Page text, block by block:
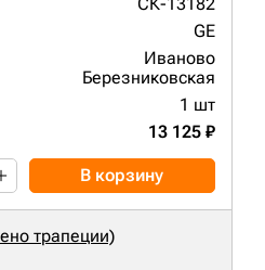
GE
Иваново
Березниковская
1 шт
13 125 ₽
В корзину
трапеции)